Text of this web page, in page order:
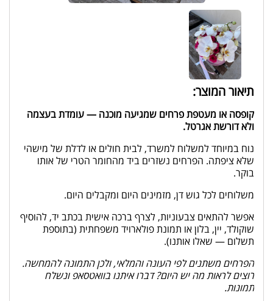
תיאור המוצר:
קופסה או מעטפת פרחים שמגיעה מוכנה — עומדת בעצמה
ולא דורשת אגרטל.
נוח במיוחד למשלוח למשרד, לבית חולים או לדלת של מישהי
שלא ציפתה. הפרחים נשזרים ביד מהחומר הטרי של אותו
בוקר.
משלוחים לכל גוש דן, מזמינים היום ומקבלים היום.
אפשר להתאים צבעוניות, לצרף ברכה אישית בכתב יד, להוסיף
שוקולד, יין, בלון או תמונת פולארויד משפחתית (בתוספת
תשלום — שאלו אותנו).
הפרחים משתנים לפי העונה והמלאי, ולכן התמונה להמחשה.
רוצים לראות מה יש היום? דברו איתנו בוואטסאפ ונשלח
תמונות.